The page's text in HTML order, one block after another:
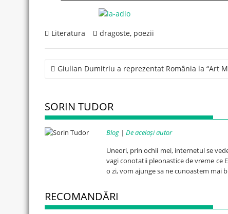
Literatura dragoste, poezii
Post
navigation
Giulian Dumitriu a reprezentat România la “Art
SORIN TUDOR
Blog | De același autor
Uneori, prin ochii mei, internetul se
vagi conotatii pleonastice de vreme ce
o zi, vom ajunge sa ne cunoastem mai
RECOMANDĂRI